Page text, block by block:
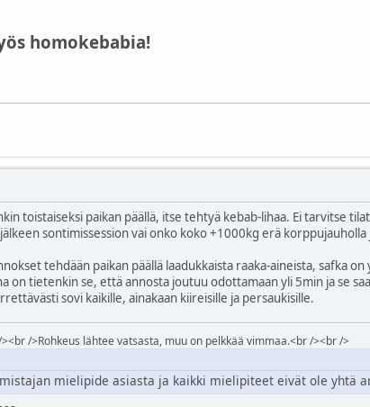
homokebabia!
toistaiseksi paikan päällä, itse tehtyä kebab-lihaa. Ei tarvitse
sontimissession vai onko koko +1000kg erä
tehdään paikan päällä laadukkaista raaka-aineista, safka
on tietenkin se, että annosta joutuu odottamaan yli 5min ja se
sovi kaikille, ainakaan kiireisille ja persaukisille.
/>Rohkeus lähtee vatsasta, muu on pelkkää vimmaa.<br /><br />
mielipide asiasta ja kaikki mielipiteet eivät ole yhtä